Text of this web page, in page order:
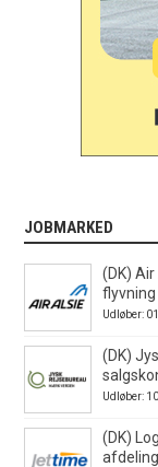
JOBMARKED
(DK)
flyvning
Udløber:
(DK)
Udløber:
(DK)
afdeling